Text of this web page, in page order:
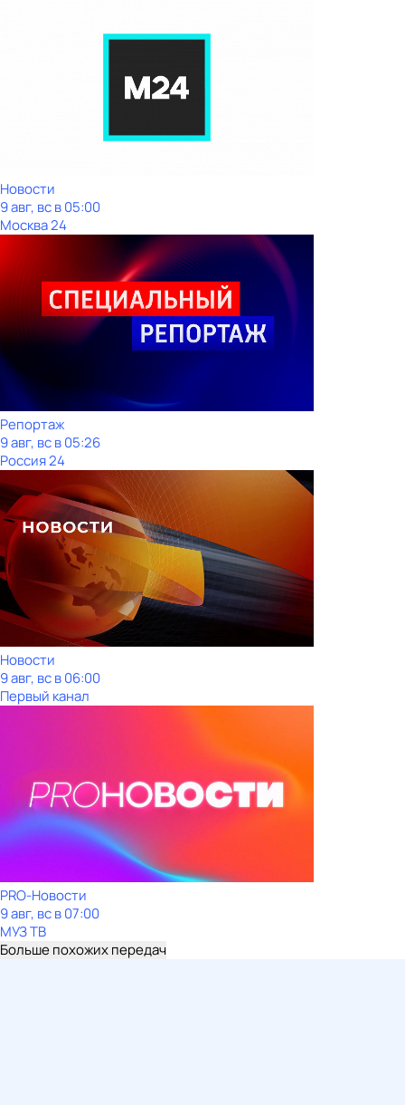
Новости
9 авг, вс в 05:00
Москва 24
Репортаж
9 авг, вс в 05:26
Россия 24
Новости
9 авг, вс в 06:00
Первый канал
PRO-Новости
9 авг, вс в 07:00
МУЗ ТВ
Больше похожих передач